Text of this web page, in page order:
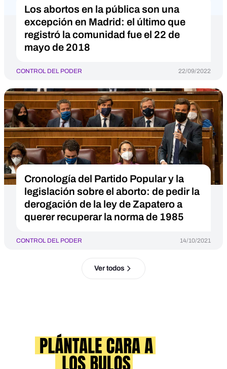
Los abortos en la pública son una
excepción en Madrid: el último que
registró la comunidad fue el 22 de
mayo de 2018
CONTROL DEL PODER 22/09/2022
Cronología del Partido Popular y la
legislación sobre el aborto: de pedir la
derogación de la ley de Zapatero a
querer recuperar la norma de 1985
CONTROL DEL PODER 14/10/2021
Ver todos